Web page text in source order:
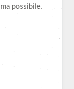
possibile.